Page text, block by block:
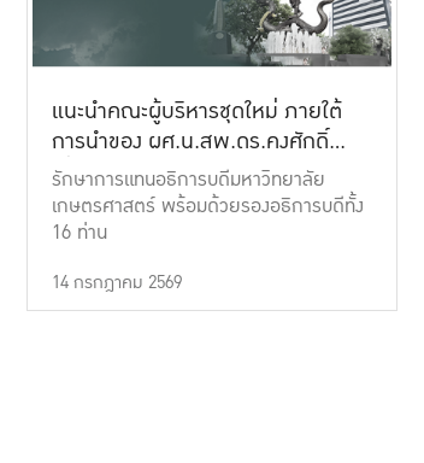
แนะนำคณะผู้บริหารชุดใหม่ ภายใต้
การนำของ ผศ.น.สพ.ดร.คงศักดิ์
เที่ยงธรรม
รักษาการแทนอธิการบดีมหาวิทยาลัย
เกษตรศาสตร์ พร้อมด้วยรองอธิการบดีทั้ง
16 ท่าน
14 กรกฎาคม 2569